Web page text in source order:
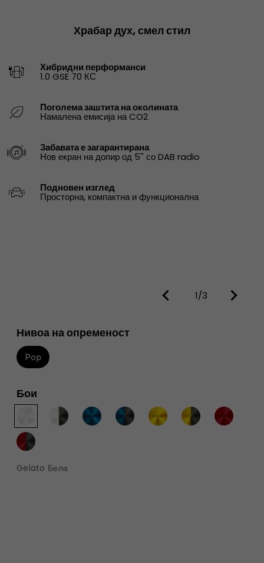
Храбар дух, смел стил
Хибридни перформанси
1.0 GSE 70 КС
Поголема заштита на околината
Намалена емисија на CO2
Забавата е загарантирана
Нов екран на допир од 5'' со DAB radio
Подновен изглед
Просторна, компактна и функционална
1/3
Нивоа на опременост
Pop
Бои
Gelato Бела​​